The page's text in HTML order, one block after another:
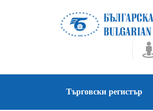
Търговски регистър